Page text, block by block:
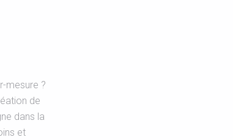
mesure ?
de
dans la
et